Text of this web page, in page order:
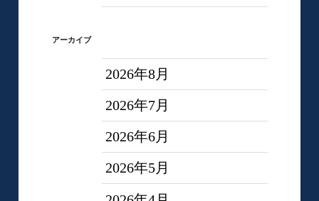
アーカイブ
2026年8月
2026年7月
2026年6月
2026年5月